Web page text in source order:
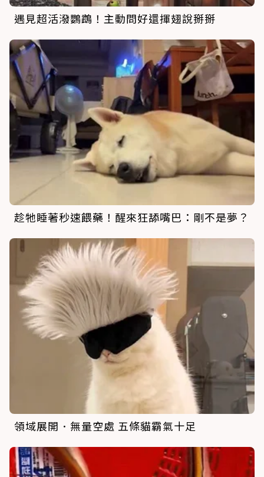
遇見超活潑鸚鵡！主動問好還揮翅說掰掰
趁牠睡著秒速餵藥！醒來狂舔嘴巴：剛不是夢？
領域展開．無量空處 五條貓霸氣十足